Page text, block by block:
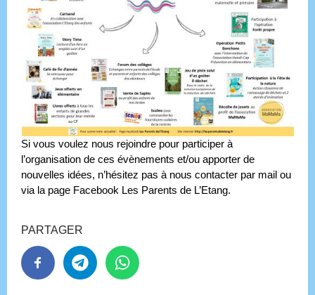
Si vous voulez nous rejoindre pour participer à
l’organisation de ces évènements et/ou apporter de
nouvelles idées, n’hésitez pas à nous contacter par mail ou
via la page Facebook Les Parents de L’Etang.
PARTAGER